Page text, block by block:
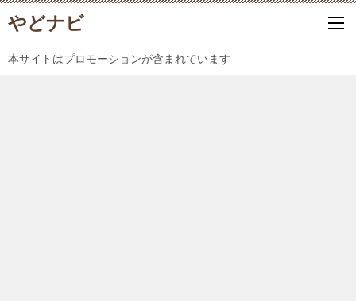
やどナビ
本サイトはプロモーションが含まれています